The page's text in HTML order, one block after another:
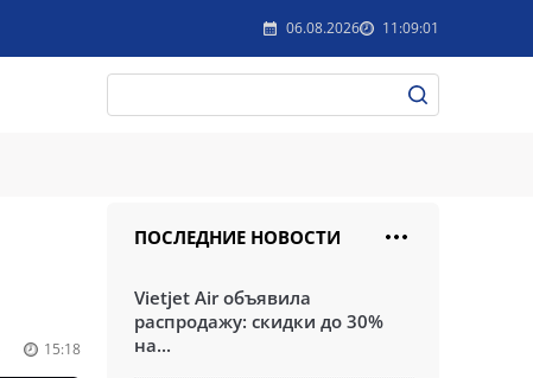
06.08.2026 11:09:01
15:18
ПОСЛЕДНИЕ НОВОСТИ
Vietjet Air объявила
распродажу: скидки до 30%
на...